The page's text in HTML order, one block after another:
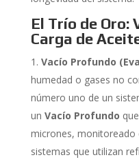
El Trío de Oro:
Carga de
Vacío Profundo
humedad o gases no
número uno de un
un Vacío Profundo
micrones, monitoreado
sistemas que utilizan